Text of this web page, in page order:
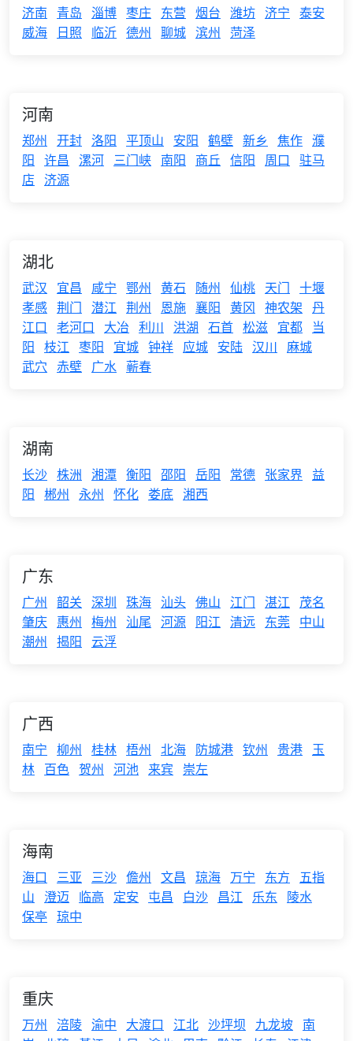
济南 青岛 淄博 枣庄 东营 烟台 潍坊 济宁 泰安
威海
日照 临沂 德州 聊城 滨州 菏泽
河南
郑州 开封 洛阳 平顶山 安阳 鹤壁 新乡 焦作 濮
阳 许昌 漯河 三门峡 南阳 商丘 信阳 周口
驻马
店 济源
湖北
武汉 宜昌 咸宁 鄂州 黄石 随州 仙桃 天门 十堰
孝感 荆门 潜江 荆州 恩施 襄阳 黄冈 神农架 丹
江口
老河口 大冶 利川 洪湖 石首 松滋 宜都
当
阳 枝江 枣阳 宜城 钟祥 应城 安陆 汉川 麻城
武穴 赤壁 广水 蕲春
湖南
长沙 株洲 湘潭 衡阳 邵阳 岳阳 常德 张家界
益
阳 郴州 永州 怀化 娄底 湘西
广东
广州 韶关 深圳 珠海 汕头 佛山 江门 湛江
茂名
肇庆 惠州 梅州 汕尾 河源 阳江 清远 东莞 中山
潮州 揭阳 云浮
广西
南宁 柳州 桂林 梧州 北海 防城港 钦州 贵港 玉
林 百色 贺州 河池 来宾 崇左
海南
海口 三亚 三沙 儋州 文昌 琼海 万宁 东方
五指
山
澄迈 临高 定安 屯昌 白沙 昌江 乐东
陵水
保亭 琼中
重庆
万州 涪陵 渝中 大渡口 江北 沙坪坝 九龙坡 南